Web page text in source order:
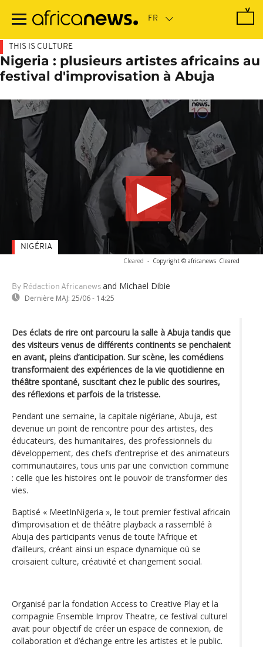
contenu
THIS IS CULTURE
Nigeria : plusieurs artistes africains au
festival d'improvisation à Abuja
Cleared - Copyright © africanews Cleared
By Rédaction Africanews and Michael Dibie
Dernière MAJ: 25/06 - 14:25
NIGÉRIA
Des éclats de rire ont parcouru la salle à Abuja tandis que
des visiteurs venus de différents continents se penchaient
en avant, pleins d’anticipation. Sur scène, les comédiens
transformaient des expériences de la vie quotidienne en
théâtre spontané, suscitant chez le public des sourires,
des réflexions et parfois de la tristesse.
Pendant une semaine, la capitale nigériane, Abuja, est
devenue un point de rencontre pour des artistes, des
éducateurs, des humanitaires, des professionnels du
développement, des chefs d’entreprise et des animateurs
communautaires, tous unis par une conviction commune
: celle que les histoires ont le pouvoir de transformer des
vies.
Baptisé « MeetInNigeria », le tout premier festival africain
d’improvisation et de théâtre playback a rassemblé à
Abuja des participants venus de toute l’Afrique et
d’ailleurs, créant ainsi un espace dynamique où se
croisaient culture, créativité et changement social.
Organisé par la fondation Access to Creative Play et la
compagnie Ensemble Improv Theatre, ce festival culturel
avait pour objectif de créer un espace de connexion, de
collaboration et d’échange entre les artistes et le public.